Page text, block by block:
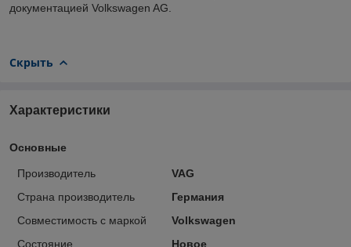
документацией Volkswagen AG.
Скрыть
Характеристики
Основные
Производитель
VAG
Страна производитель
Германия
Совместимость с маркой
Volkswagen
Состояние
Новое